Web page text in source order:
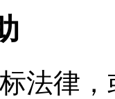
法律